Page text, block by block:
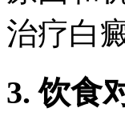
治疗白
3. 饮食